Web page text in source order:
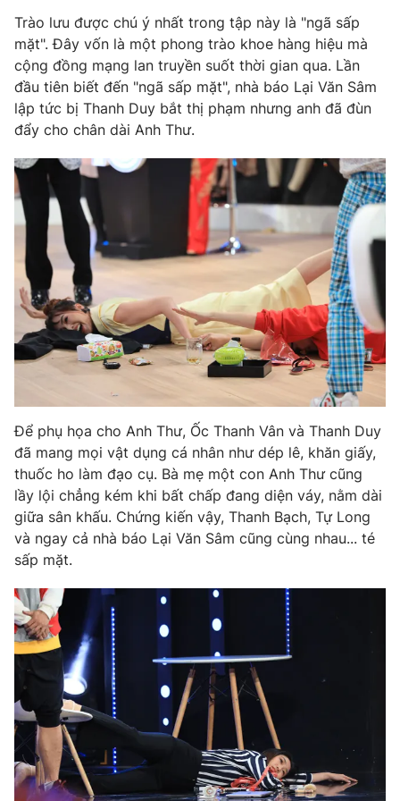
THỜI BÁO VTV
Theo dõi báo trên
Cơ quan chủ quản:
Đài Truyền hình Việt Nam
Cơ quan báo chí:
Thời báo VTV
Giấy phép hoạt động báo in và báo điện tử số 483/GP-BTTTT
cấp ngày 29/12/2023
Tổng Biên tập:Vũ Thanh Thủy
Phó Tổng Biên tập:
Nguyễn Thị Mỹ Hạnh, Phạm Quốc Thắng,
Nguyễn Trọng Ninh
024.38 355 931 - 024.38 355 932
Ðiện thoại Thời báo VTV:024.66 897 897
Email:toasoan@vtv.vn
Liên hệ quảng cáo: 024-7300.7108
® Cấm sao chép dưới mọi hình thức nếu không có sự chấp
thuận bằng văn bản. Ghi rõ nguồn VTV.vn khi phát hành lại
thông tin từ website này.
Trào lưu được chú ý nhất trong tập này là "ngã sấp
mặt". Đây vốn là một phong trào khoe hàng hiệu mà
cộng đồng mạng lan truyền suốt thời gian qua. Lần
đầu tiên biết đến "ngã sấp mặt", nhà báo Lại Văn Sâm
lập tức bị Thanh Duy bắt thị phạm nhưng anh đã đùn
đẩy cho chân dài Anh Thư.
Để phụ họa cho Anh Thư, Ốc Thanh Vân và Thanh Duy
đã mang mọi vật dụng cá nhân như dép lê, khăn giấy,
thuốc ho làm đạo cụ. Bà mẹ một con Anh Thư cũng
lầy lội chẳng kém khi bất chấp đang diện váy, nằm dài
giữa sân khấu. Chứng kiến vậy, Thanh Bạch, Tự Long
và ngay cả nhà báo Lại Văn Sâm cũng cùng nhau... té
sấp mặt.